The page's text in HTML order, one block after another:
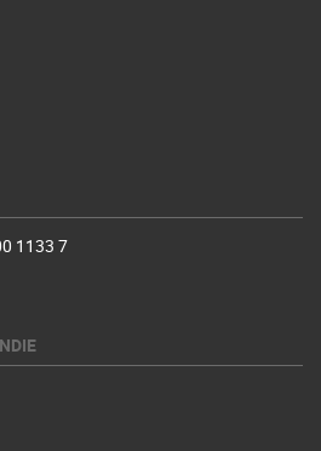
1133 7